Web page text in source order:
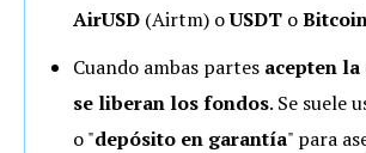
AirUSD (Airtm) oUSDT o
Cuando ambas partes acepten
se liberan los fondos. Se suele
o "depósito en garantía" para